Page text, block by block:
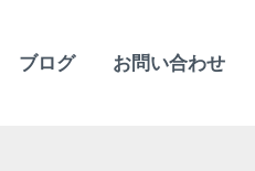
ブログ お問い合わせ